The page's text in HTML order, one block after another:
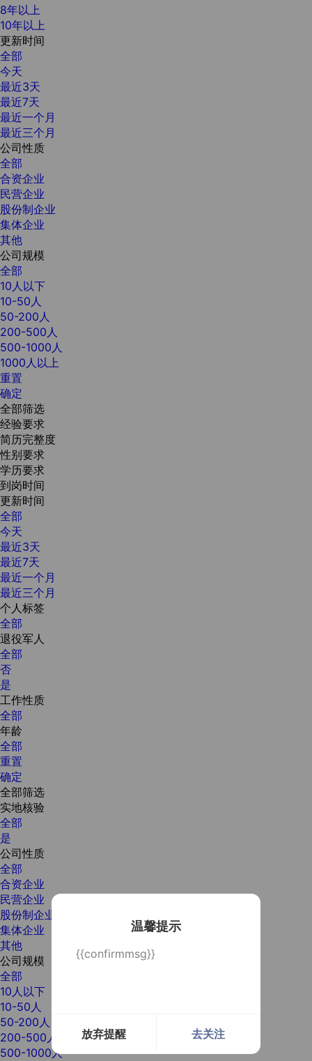
温馨提示
{{confirmmsg}}
放弃提醒 去关注
8年以上
10年以上
更新时间
全部
今天
最近3天
最近7天
最近一个月
最近三个月
公司性质
全部
合资企业
民营企业
股份制企业
集体企业
其他
公司规模
全部
10人以下
10-50人
50-200人
200-500人
500-1000人
1000人以上
重置
确定
全部筛选
经验要求
简历完整度
性别要求
学历要求
到岗时间
更新时间
全部
今天
最近3天
最近7天
最近一个月
最近三个月
个人标签
全部
退役军人
全部
否
是
工作性质
全部
年龄
全部
重置
确定
全部筛选
实地核验
全部
是
公司性质
全部
合资企业
民营企业
股份制企业
集体企业
其他
公司规模
全部
10人以下
10-50人
50-200人
200-500人
500-1000人